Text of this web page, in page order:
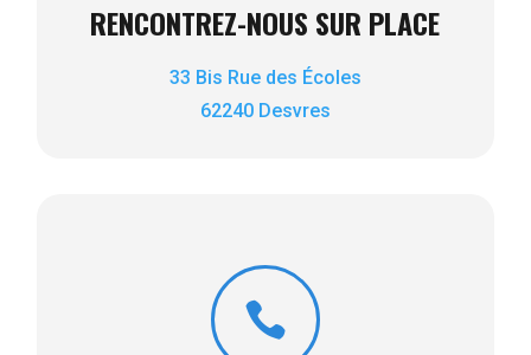
RENCONTREZ-NOUS SUR PLACE
33 Bis Rue des Écoles
62240 Desvres
